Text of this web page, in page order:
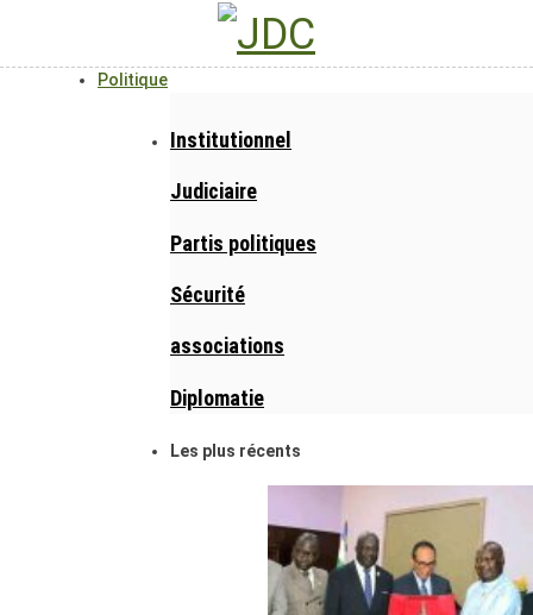
Politique
Institutionnel
Judiciaire
Partis politiques
Sécurité
associations
Diplomatie
Les plus récents